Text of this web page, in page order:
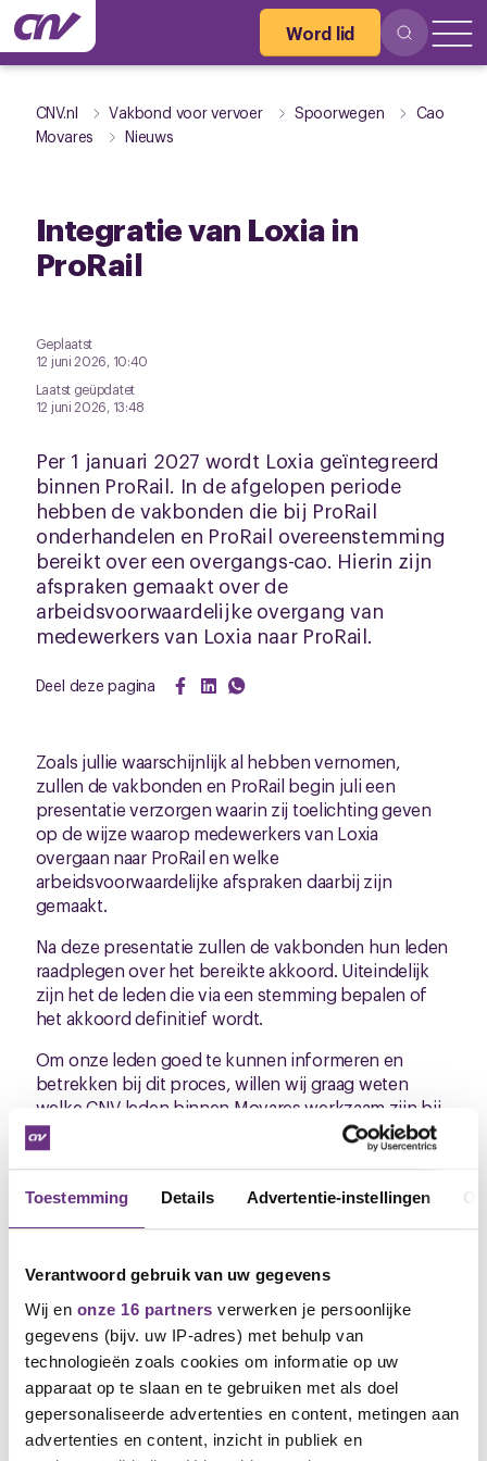
Toestemming Details Advertentie-instellingen
Verantwoord gebruik van uw gegevens
Wij en onze 16 partners verwerken je persoonlijke
gegevens (bijv. uw IP-adres) met behulp van
technologieën zoals cookies om informatie op uw
apparaat op te slaan en te gebruiken met als doel
gepersonaliseerde advertenties en content, metingen aan
advertenties en content, inzicht in publiek en
Word lid
CNV.nl Vakbond voor vervoer Spoorwegen
Cao
Movares
Nieuws
Integratie van Loxia in
ProRail
Geplaatst
12 juni 2026, 10:40
Laatst geüpdatet
12 juni 2026, 13:48
Per 1 januari 2027 wordt Loxia geïntegreerd
binnen ProRail. In de afgelopen periode
hebben de vakbonden die bij ProRail
onderhandelen en ProRail overeenstemming
bereikt over een overgangs-cao. Hierin zijn
afspraken gemaakt over de
arbeidsvoorwaardelijke overgang van
medewerkers van Loxia naar ProRail.
Deel deze pagina
Zoals jullie waarschijnlijk al hebben vernomen,
zullen de vakbonden en ProRail begin juli een
presentatie verzorgen waarin zij toelichting geven
op de wijze waarop medewerkers van Loxia
overgaan naar ProRail en welke
arbeidsvoorwaardelijke afspraken daarbij zijn
gemaakt.
Na deze presentatie zullen de vakbonden hun leden
raadplegen over het bereikte akkoord. Uiteindelijk
zijn het de leden die via een stemming bepalen of
het akkoord definitief wordt.
Om onze leden goed te kunnen informeren en
betrekken bij dit proces, willen wij graag weten
welke CNV-leden binnen Movares werkzaam zijn bij
Loxia. Op dit moment hebben wij deze registratie
niet volledig op orde. Door je bij ons aan te melden,
uitnodigingen voor bijeenkomsten en het
stemformulier ontvangt.
Ben je werkzaam bij Loxia? Laat dit dan weten door
een e-mail te sturen naar:
j.pique@cnv.nl
Alvast hartelijk dank voor je medewerking.
Jerry Piqué
bestuurder